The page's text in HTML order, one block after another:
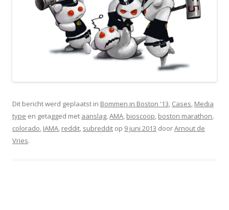
Dit bericht werd geplaatst in Bommen in Boston '13, Cases, Media
type en getagged met aanslag,AMA, bioscoop, boston marathon,
colorado, IAMA, reddit, subreddit op 9 juni 2013 doorArnout de
Vries.